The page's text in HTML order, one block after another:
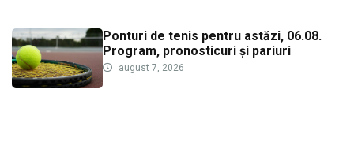
Ponturi de tenis pentru astăzi, 06.08.
Program, pronosticuri și pariuri
august 7, 2026